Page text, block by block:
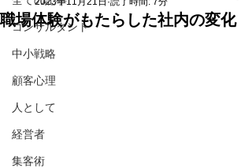
コンサルタント
中小戦略
顧客心理
人として
経営者
集客術
職場体験がもたらした社内の変化